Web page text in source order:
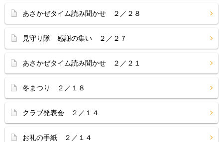
あさかぜタイム読み聞かせ ２／２８
見守り隊 感謝の集い ２／２７
あさかぜタイム読み聞かせ ２／２１
冬まつり ２／１８
クラブ発表会 ２／１４
お礼の手紙 ２／１４